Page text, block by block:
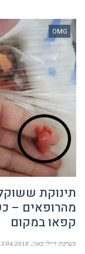
OMG
מהרופאים –
קפאו במקום
מערכת דיילי באזז 04/2018